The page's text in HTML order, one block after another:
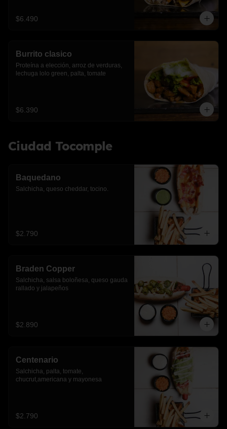
$6.490
Burrito clasico
Proteína a elección, arroz de verduras,
lechuga lolo green, palta, tomate
$6.390
Ciudad Tocomple
Baquedano
Salchicha, queso cheddar, tocino.
$2.790
Braden Copper
Salchicha, salsa boloñesa, queso gauda
rallado y jalapeños
$2.890
Centenario
Salchicha, palta, tomate,
chucrut,americana y mayonesa
$2.790